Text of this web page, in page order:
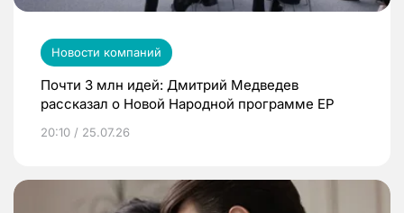
Новости компаний
Почти 3 млн идей: Дмитрий Медведев
рассказал о Новой Народной программе ЕР
20:10 / 25.07.26